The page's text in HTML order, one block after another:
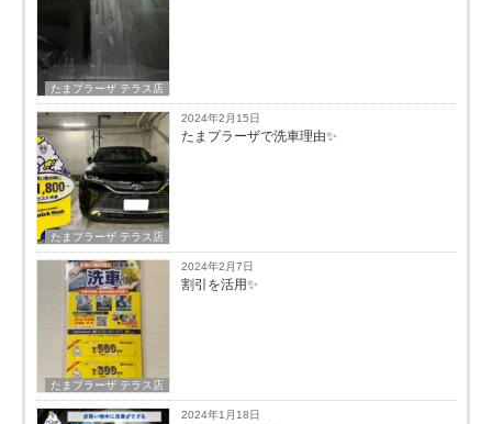
たまプラーザ テラス店
たまプラーザ テラス店
2024年2月15日
たまプラーザで洗車理由✨
たまプラーザ テラス店
2024年2月7日
割引を活用✨
2024年1月18日